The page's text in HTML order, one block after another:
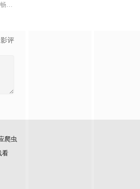
，对于新来的山姆·库珀而言，这天堂
销小说，讲述专业骗子“幸运儿”露西（安雅·
评
爬虫
看